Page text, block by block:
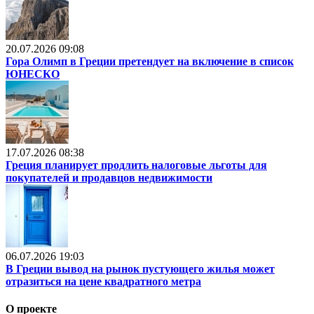
20.07.2026 09:08
Гора Олимп в Греции претендует на включение в список
ЮНЕСКО
17.07.2026 08:38
Греция планирует продлить налоговые льготы для
покупателей и продавцов недвижимости
06.07.2026 19:03
В Греции вывод на рынок пустующего жилья может
отразиться на цене квадратного метра
О проекте